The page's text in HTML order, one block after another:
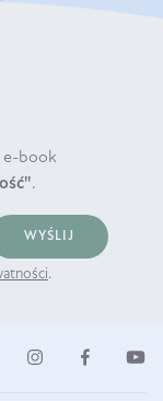
e-book
.
WYŚLIJ
.